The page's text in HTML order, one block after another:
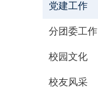
党建工作
分团委工作
校园文化
校友风采